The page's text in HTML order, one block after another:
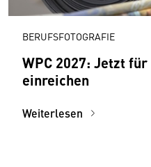
BERUFSFOTOGRAFIE
WPC 2027: Jetzt
einreichen
Weiterlesen